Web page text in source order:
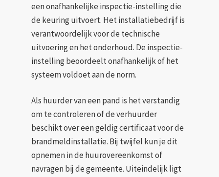
een onafhankelijke inspectie-instelling die
de keuring uitvoert. Het installatiebedrijf is
verantwoordelijk voor de technische
uitvoering en het onderhoud. De inspectie-
instelling beoordeelt onafhankelijk of het
systeem voldoet aan de norm.
Als huurder van een pand is het verstandig
om te controleren of de verhuurder
beschikt over een geldig certificaat voor de
brandmeldinstallatie. Bij twijfel kun je dit
opnemen in de huurovereenkomst of
navragen bij de gemeente. Uiteindelijk ligt